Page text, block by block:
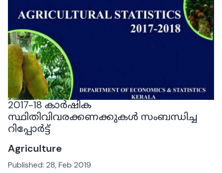
2017-18 കാർഷിക
സ്ഥിതിവിവരക്കണക്കുകൾ സംബന്ധിച്ച
റിപ്പോർട്ട്
Agriculture
Published: 28, Feb 2019